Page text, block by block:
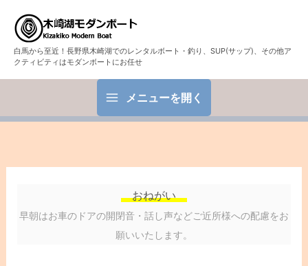
白馬から至近！長野県木崎湖でのレンタルボート・釣り、SUP(サップ)、その他ア
クティビティはモダンボートにお任せ
メニューを開く
おねがい
早朝はお車のドアの開閉音・話し声などご近所様への配慮をお
願いいたします。